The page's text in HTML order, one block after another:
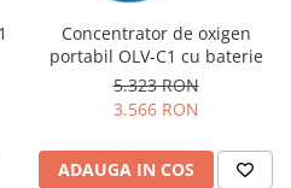
Concentrator de oxigen
portabil OLV-C1 cu baterie
5.323 RON
3.566 RON
ADAUGA IN COS